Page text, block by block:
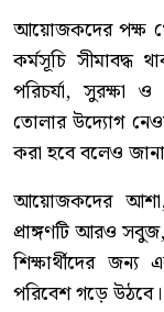
আয়োজকদের পক্ষ
কর্মসূচি সীমাবদ্ধ
পরিচর্যা, সুরক্ষা
তোলার উদ্যোগ
করা হবে বলেও
আয়োজকদের আশা,
প্রাঙ্গণটি আরও
শিক্ষার্থীদের
পরিবেশ গড়ে উঠবে।